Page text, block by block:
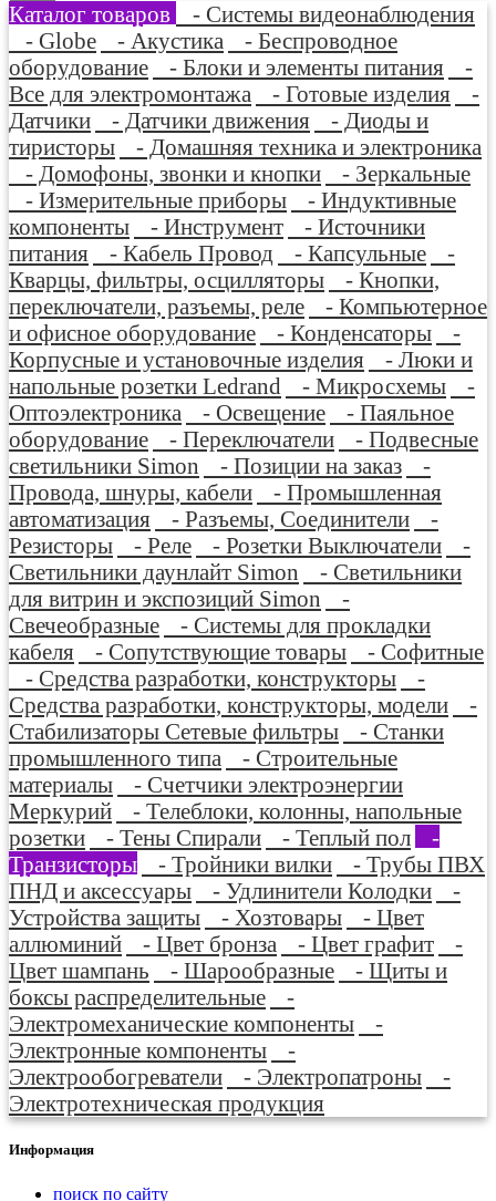
Каталог товаров
- Системы видеонаблюдения
- Globe
- Акустика
- Беспроводное
оборудование
- Блоки и элементы питания
-
Все для электромонтажа
- Готовые изделия
-
Датчики
- Датчики движения
- Диоды и
тиристоры
- Домашняя техника и электроника
- Домофоны, звонки и кнопки
- Зеркальные
- Измерительные приборы
- Индуктивные
компоненты
- Инструмент
- Источники
питания
- Кабель Провод - Капсульные
-
Кварцы, фильтры, осцилляторы
- Кнопки,
переключатели, разъемы, реле
- Компьютерное
и офисное оборудование
- Конденсаторы
-
Корпусные и установочные изделия
- Люки и
напольные розетки Ledrand
- Микросхемы
-
Оптоэлектроника
- Освещение
- Паяльное
оборудование
- Переключатели
- Подвесные
светильники Simon
- Позиции на заказ
-
Провода, шнуры, кабели
- Промышленная
автоматизация
- Разъемы, Соединители
-
Резисторы
- Реле - Розетки Выключатели
-
Светильники даунлайт Simon
- Светильники
для витрин и экспозиций Simon
-
Свечеобразные
- Системы для прокладки
кабеля
- Сопутствующие товары
- Софитные
- Средства разработки, конструкторы
-
Средства разработки, конструкторы, модели
-
Стабилизаторы Сетевые фильтры
- Станки
промышленного типа
- Строительные
материалы
- Счетчики электроэнергии
Меркурий
- Телеблоки, колонны, напольные
розетки
- Тены Спирали - Теплый пол
-
Транзисторы
- Тройники вилки
- Трубы ПВХ
ПНД и аксессуары
- Удлинители Колодки
-
Устройства защиты
- Хозтовары
- Цвет
аллюминий
- Цвет бронза - Цвет графит
-
Цвет шампань
- Шарообразные
- Щиты и
боксы распределительные
-
Электромеханические компоненты
-
Электронные компоненты
-
Электрообогреватели
- Электропатроны
-
Электротехническая продукция
Информация
поиск по сайту